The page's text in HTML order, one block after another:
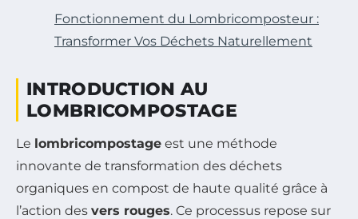
Fonctionnement du Lombricomposteur :
Transformer Vos Déchets Naturellement
INTRODUCTION AU
LOMBRICOMPOSTAGE
Le lombricompostage est une méthode
innovante de transformation des déchets
organiques en compost de haute qualité grâce à
l’action des vers rouges. Ce processus repose sur